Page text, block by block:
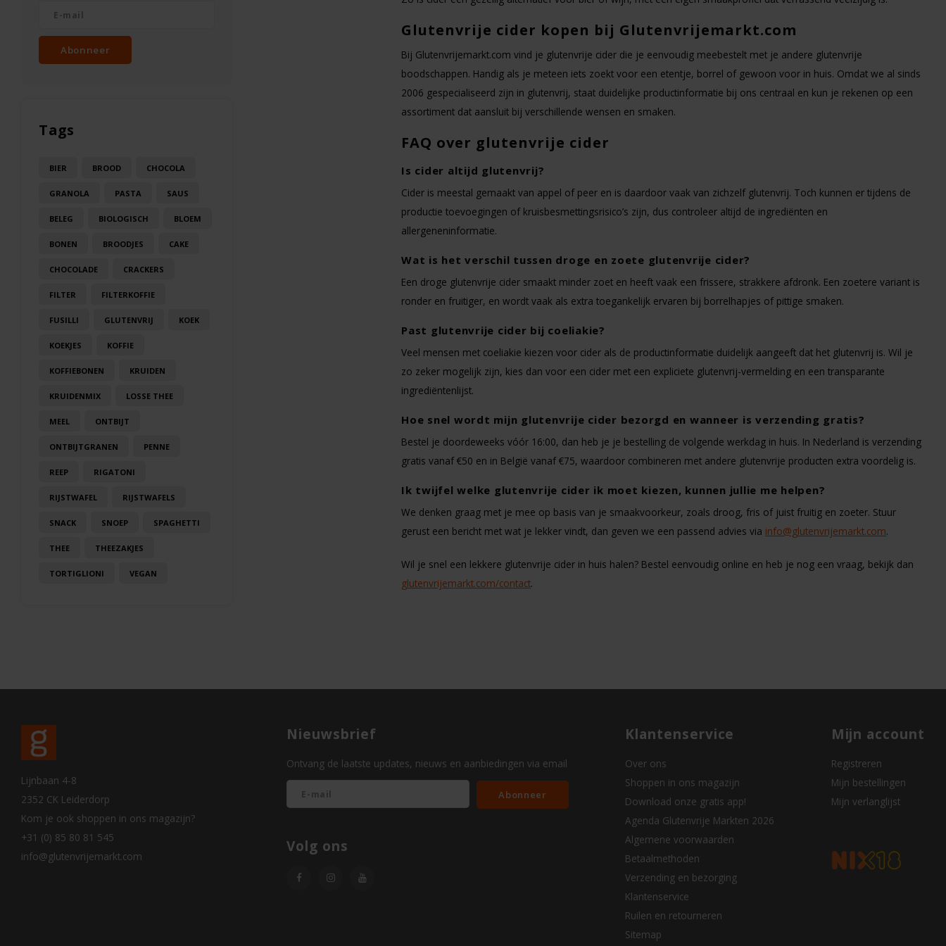
Abonneer
Tags
BIER BROOD CHOCOLA
GRANOLA PASTA SAUS
BELEG BIOLOGISCH BLOEM
BONEN BROODJES CAKE
CHOCOLADE CRACKERS
FILTER FILTERKOFFIE
FUSILLI GLUTENVRIJ KOEK
KOEKJES KOFFIE
KOFFIEBONEN KRUIDEN
KRUIDENMIX LOSSE THEE
MEEL ONTBIJT
ONTBIJTGRANEN PENNE
REEP RIGATONI
RIJSTWAFEL RIJSTWAFELS
SNACK SNOEP SPAGHETTI
THEE THEEZAKJES
TORTIGLIONI VEGAN
Glutenvrije cider kopen bij Glutenvrijemarkt.com
Bij Glutenvrijemarkt.com vind je glutenvrije cider die je eenvoudig meebestelt met je andere glutenvrije
boodschappen. Handig als je meteen iets zoekt voor een etentje, borrel of gewoon voor in huis. Omdat we al sinds
2006 gespecialiseerd zijn in glutenvrij, staat duidelijke productinformatie bij ons centraal en kun je rekenen op een
assortiment dat aansluit bij verschillende wensen en smaken.
FAQ over glutenvrije cider
Is cider altijd glutenvrij?
Cider is meestal gemaakt van appel of peer en is daardoor vaak van zichzelf glutenvrij. Toch kunnen er tijdens de
productie toevoegingen of kruisbesmettingsrisico’s zijn, dus controleer altijd de ingrediënten en
allergeneninformatie.
Wat is het verschil tussen droge en zoete glutenvrije cider?
Een droge glutenvrije cider smaakt minder zoet en heeft vaak een frissere, strakkere afdronk. Een zoetere variant is
ronder en fruitiger, en wordt vaak als extra toegankelijk ervaren bij borrelhapjes of pittige smaken.
Past glutenvrije cider bij coeliakie?
Veel mensen met coeliakie kiezen voor cider als de productinformatie duidelijk aangeeft dat het glutenvrij is. Wil je
zo zeker mogelijk zijn, kies dan voor een cider met een expliciete glutenvrij-vermelding en een transparante
ingrediëntenlijst.
Hoe snel wordt mijn glutenvrije cider bezorgd en wanneer is verzending gratis?
Bestel je doordeweeks vóór 16:00, dan heb je je bestelling de volgende werkdag in huis. In Nederland is verzending
gratis vanaf €50 en in België vanaf €75, waardoor combineren met andere glutenvrije producten extra voordelig is.
Ik twijfel welke glutenvrije cider ik moet kiezen, kunnen jullie me helpen?
We denken graag met je mee op basis van je smaakvoorkeur, zoals droog, fris of juist fruitig en zoeter. Stuur
gerust een bericht met wat je lekker vindt, dan geven we een passend advies via info@glutenvrijemarkt.com.
Wil je snel een lekkere glutenvrije cider in huis halen? Bestel eenvoudig online en heb je nog een vraag, bekijk dan
glutenvrijemarkt.com/contact.
Lijnbaan 4-8
2352 CK Leiderdorp
Kom je ook shoppen in ons magazijn?
+31 (0) 85 80 81 545
info@glutenvrijemarkt.com
Nieuwsbrief
Ontvang de laatste updates, nieuws en aanbiedingen via email
Abonneer
Volg ons
Klantenservice
Over ons
Shoppen in ons magazijn
Download onze gratis app!
Agenda Glutenvrije Markten 2026
Algemene voorwaarden
Betaalmethoden
Verzending en bezorging
Klantenservice
Ruilen en retourneren
Sitemap
Mijn account
Registreren
Mijn bestellingen
Mijn verlanglijst